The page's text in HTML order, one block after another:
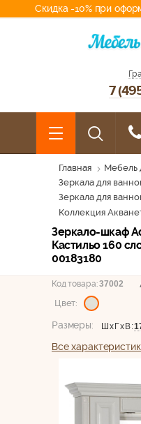
Скидка -10% при
7
Главная
Мебель
Зеркала для
Зеркала для
Коллекция
Зеркало-шкаф
Кастильо 160
00183180
Код товара: 37002
Цвет:
Размеры: ШхГхВ:
Все